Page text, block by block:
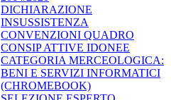
DICHIARAZIONE
INSUSSISTENZA
CONVENZIONI QUADRO
CONSIP ATTIVE IDONEE
CATEGORIA MERCEOLOGICA:
BENI E SERVIZI INFORMATICI
(CHROMEBOOK)